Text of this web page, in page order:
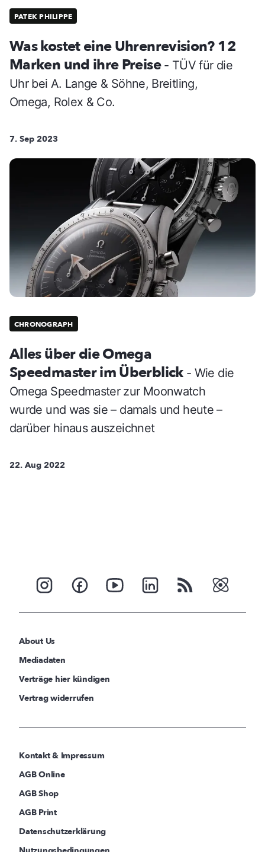
PATEK PHILIPPE
Was kostet eine Uhrenrevision? 12
Marken und ihre Preise - TÜV für die
Uhr bei A. Lange & Söhne, Breitling,
Omega, Rolex & Co.
7. Sep 2023
CHRONOGRAPH
Alles über die Omega
Speedmaster im Überblick - Wie die
Omega Speedmaster zur Moonwatch
wurde und was sie – damals und heute –
darüber hinaus auszeichnet
22. Aug 2022
About Us
Mediadaten
Verträge hier kündigen
Vertrag widerrufen
Kontakt & Impressum
AGB Online
AGB Shop
AGB Print
Datenschutzerklärung